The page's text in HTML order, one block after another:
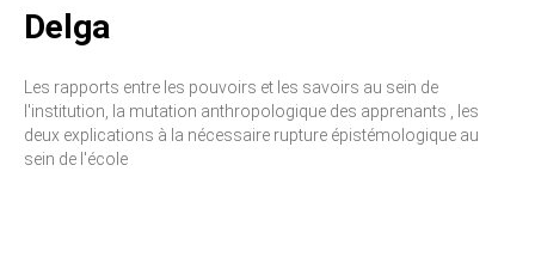
Delga
Les rapports entre les pouvoirs et les savoirs au sein de
l'institution, la mutation anthropologique des apprenants , les
deux explications à la nécessaire rupture épistémologique au
sein de l'école